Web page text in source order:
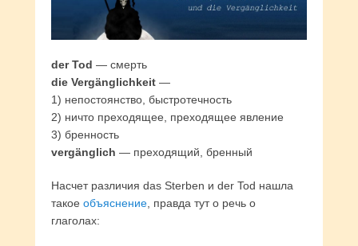
der Tod — смерть
die Vergänglichkeit —
1) непостоянство, быстротечность
2) ничто преходящее, преходящее явление
3) бренность
vergänglich — преходящий, бренный
Насчет различия das Sterben и der Tod нашла
такое объяснение , правда тут о речь о
глаголах: